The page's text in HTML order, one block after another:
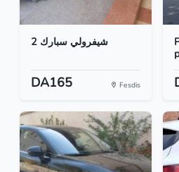
شيفرولي سبارك 2
DA165 Fesdis